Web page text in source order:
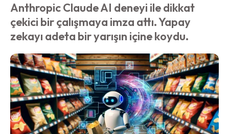
Anthropic Claude AI deneyi ile dikkat
çekici bir çalışmaya imza attı. Yapay
zekayı adeta bir yarışın içine koydu.